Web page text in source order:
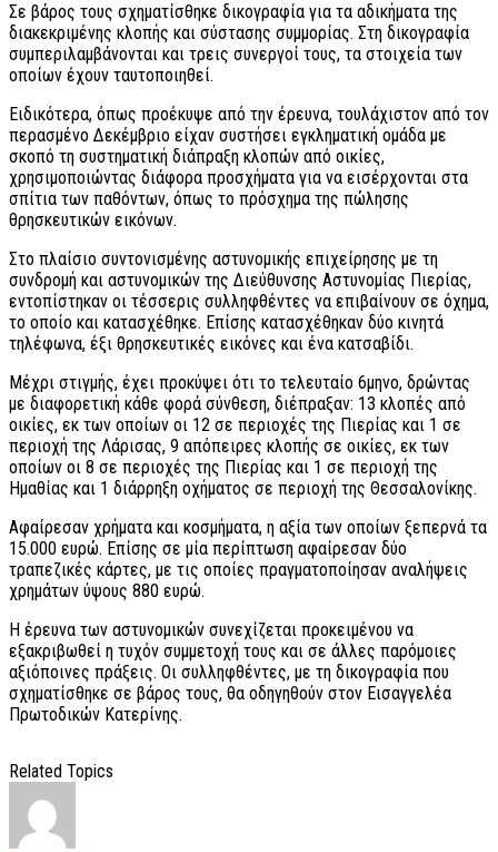
Σε βάρος τους σχηματίσθηκε δικογραφία για τα αδικήματα της
διακεκριμένης κλοπής και σύστασης συμμορίας. Στη δικογραφία
συμπεριλαμβάνονται και τρεις συνεργοί τους, τα στοιχεία των
οποίων έχουν ταυτοποιηθεί.
Ειδικότερα, όπως προέκυψε από την έρευνα, τουλάχιστον από τον
περασμένο Δεκέμβριο είχαν συστήσει εγκληματική ομάδα με
σκοπό τη συστηματική διάπραξη κλοπών από οικίες,
χρησιμοποιώντας διάφορα προσχήματα για να εισέρχονται στα
σπίτια των παθόντων, όπως το πρόσχημα της πώλησης
θρησκευτικών εικόνων.
Στο πλαίσιο συντονισμένης αστυνομικής επιχείρησης με τη
συνδρομή και αστυνομικών της Διεύθυνσης Αστυνομίας Πιερίας,
εντοπίστηκαν οι τέσσερις συλληφθέντες να επιβαίνουν σε όχημα,
το οποίο και κατασχέθηκε. Επίσης κατασχέθηκαν δύο κινητά
τηλέφωνα, έξι θρησκευτικές εικόνες και ένα κατσαβίδι.
Μέχρι στιγμής, έχει προκύψει ότι το τελευταίο 6μηνο, δρώντας
με διαφορετική κάθε φορά σύνθεση, διέπραξαν: 13 κλοπές από
οικίες, εκ των οποίων οι 12 σε περιοχές της Πιερίας και 1 σε
περιοχή της Λάρισας, 9 απόπειρες κλοπής σε οικίες, εκ των
οποίων οι 8 σε περιοχές της Πιερίας και 1 σε περιοχή της
Ημαθίας και 1 διάρρηξη οχήματος σε περιοχή της Θεσσαλονίκης.
Αφαίρεσαν χρήματα και κοσμήματα, η αξία των οποίων ξεπερνά τα
15.000 ευρώ. Επίσης σε μία περίπτωση αφαίρεσαν δύο
τραπεζικές κάρτες, με τις οποίες πραγματοποίησαν αναλήψεις
χρημάτων ύψους 880 ευρώ.
Η έρευνα των αστυνομικών συνεχίζεται προκειμένου να
εξακριβωθεί η τυχόν συμμετοχή τους και σε άλλες παρόμοιες
αξιόποινες πράξεις. Οι συλληφθέντες, με τη δικογραφία που
σχηματίσθηκε σε βάρος τους, θα οδηγηθούν στον Εισαγγελέα
Πρωτοδικών Κατερίνης.
Related Topics